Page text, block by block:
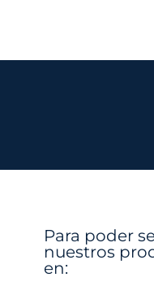
Para poder
nuestros
en: